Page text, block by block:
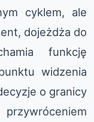
cyklem, ale
dojeżdża do
funkcję
widzenia
o granicy